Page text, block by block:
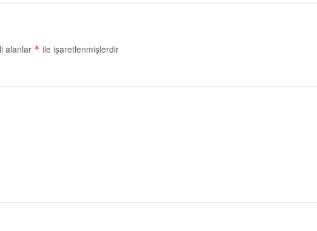
alanlar * ile işaretlenmişlerdir